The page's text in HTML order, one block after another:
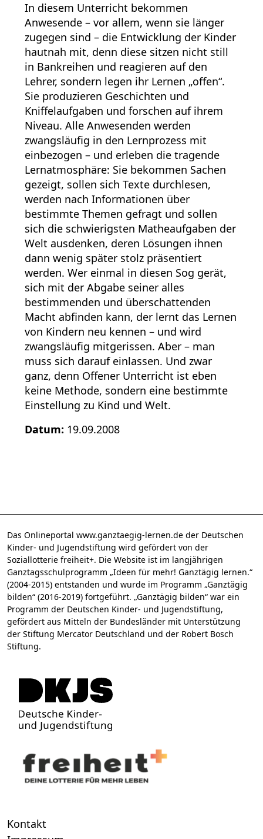
In diesem Unterricht bekommen
Anwesende – vor allem, wenn sie länger
zugegen sind – die Entwicklung der Kinder
hautnah mit, denn diese sitzen nicht still
in Bankreihen und reagieren auf den
Lehrer, sondern legen ihr Lernen „offen“.
Sie produzieren Geschichten und
Kniffelaufgaben und forschen auf ihrem
Niveau. Alle Anwesenden werden
zwangsläufig in den Lernprozess mit
einbezogen – und erleben die tragende
Lernatmosphäre: Sie bekommen Sachen
gezeigt, sollen sich Texte durchlesen,
werden nach Informationen über
bestimmte Themen gefragt und sollen
sich die schwierigsten Matheaufgaben der
Welt ausdenken, deren Lösungen ihnen
dann wenig später stolz präsentiert
werden. Wer einmal in diesen Sog gerät,
sich mit der Abgabe seiner alles
bestimmenden und überschattenden
Macht abfinden kann, der lernt das Lernen
von Kindern neu kennen – und wird
zwangsläufig mitgerissen. Aber – man
muss sich darauf einlassen. Und zwar
ganz, denn Offener Unterricht ist eben
keine Methode, sondern eine bestimmte
Einstellung zu Kind und Welt.
Datum: 19.09.2008
Das Onlineportal www.ganztaegig-lernen.de der Deutschen
Kinder- und Jugendstiftung wird gefördert von der
Soziallotterie freiheit+. Die Website ist im langjährigen
Ganztagsschulprogramm „Ideen für mehr! Ganztägig lernen.“
(2004-2015) entstanden und wurde im Programm „Ganztägig
bilden“ (2016-2019) fortgeführt. „Ganztägig bilden“ war ein
Programm der Deutschen Kinder- und Jugendstiftung,
gefördert aus Mitteln der Bundesländer mit Unterstützung
der Stiftung Mercator Deutschland und der Robert Bosch
Stiftung.
Kontakt